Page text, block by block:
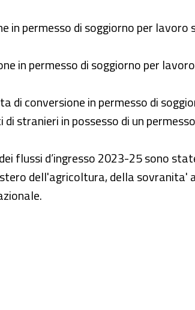
in permesso di soggiorno per
in permesso di soggiorno per
di conversione in permesso di
stranieri in possesso di un
flussi d’ingresso 2023-25 sono
dell'agricoltura, della